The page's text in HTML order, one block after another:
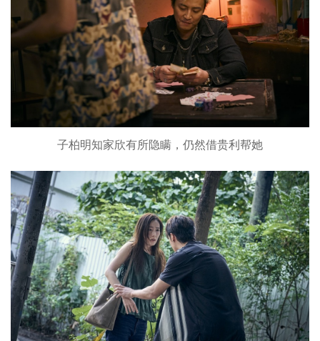
子柏明知家欣有所隐瞒，仍然借贵利帮她